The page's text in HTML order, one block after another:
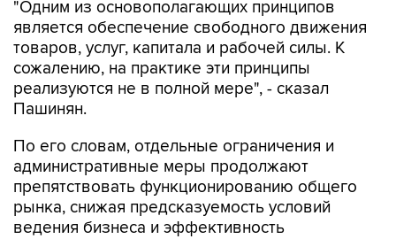
товаров, услуг, капитала и рабочей силы. К
сожалению, на практике эти принципы
реализуются не в полной мере", - сказал
Пашинян.
По его словам, отдельные ограничения и
препятствовать функционированию общего
рынка, снижая предсказуемость условий
ведения бизнеса и эффективность
интеграционных процессов.